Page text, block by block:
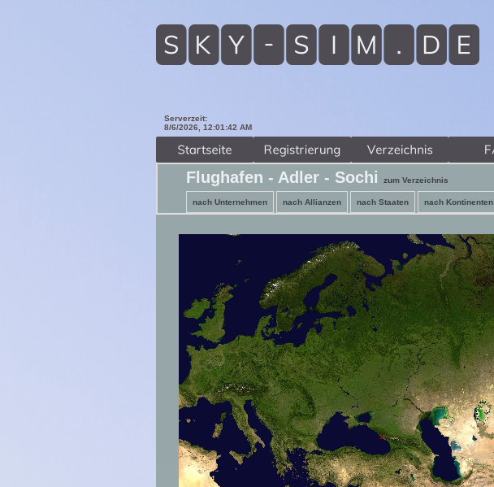
Serverzeit:
8/6/2026, 12:01:44 AM
Flughafen - Adler - Sochi zum Verzeichnis
nach Unternehmen nach Allianzen nach Staaten nach Kontinenten